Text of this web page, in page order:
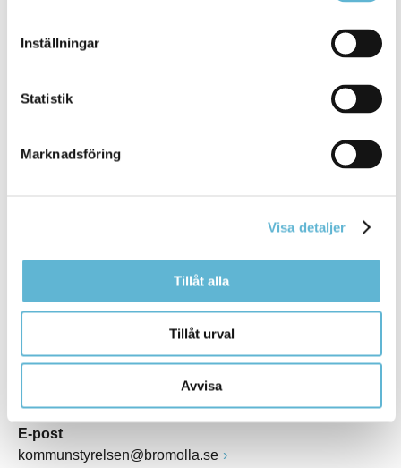
Inställningar
Statistik
Marknadsföring
Visa detaljer
Tillåt alla
Tillåt urval
Avvisa
Sidan senast uppdaterad:
Kommunhuset, Storgatan 48
Box 18, 295 21 Bromölla
E-post
kommunstyrelsen@bromolla.se